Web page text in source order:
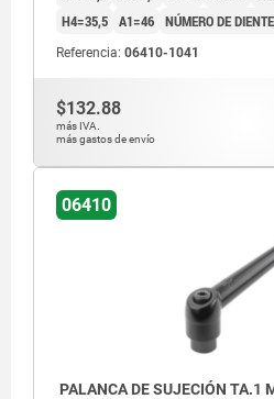
H4=35,5 A1=46 NÚMERO DE
Referencia: 06410-1041
$132.88
más IVA.
más gastos de envío
06410
PALANCA DE SUJECIÓN TA.1